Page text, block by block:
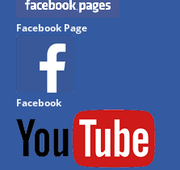
Facebook Page
Facebook